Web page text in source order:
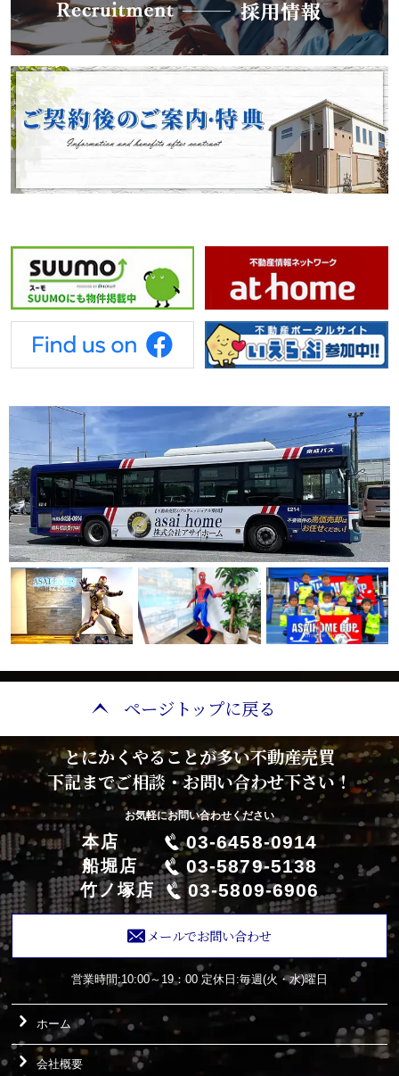
ページトップに戻る
とにかくやることが多い不動産売買
下記までご相談・お問い合わせ下さい！
お気軽にお問い合わせください
本店 03-6458-0914
船堀店 03-5879-5138
竹ノ塚店 03-5809-6906
メールでお問い合わせ
営業時間:10:00～19：00 定休日:毎週(火・水)曜日
ホーム
会社概要